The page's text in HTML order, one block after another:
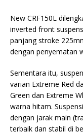
New CRF150L
inverted front
panjang stroke
dengan penyematan
Sementara itu,
varian Extreme Red
Green dan Extreme
warna hitam.
dengan jarak main
terbaik dan stabil di